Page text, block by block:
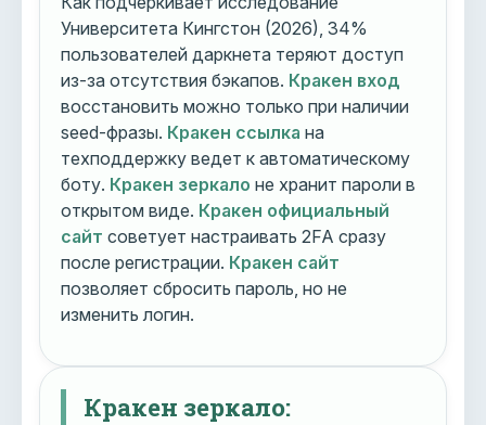
Университета Кингстон (2026), 34%
пользователей даркнета теряют доступ
из-за отсутствия бэкапов. Кракен вход
восстановить можно только при наличии
seed-фразы. Кракен ссылка на
техподдержку ведет к автоматическому
боту. Кракен зеркало не хранит пароли в
открытом виде. Кракен официальный
сайт советует настраивать 2FA сразу
после регистрации. Кракен сайт
позволяет сбросить пароль, но не
изменить логин.
Кракен зеркало: